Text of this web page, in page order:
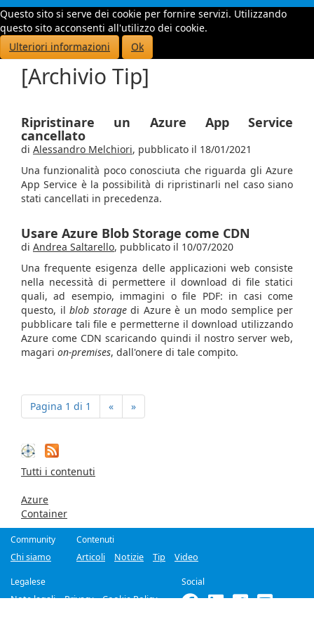
Questo sito si serve dei cookie per fornire servizi. Utilizzando
questo sito acconsenti all'utilizzo dei cookie.
Ulteriori informazioni
Ok
Toggle
[Archivio Tip]
Ripristinare un Azure App Service
cancellato
di Alessandro Melchiori, pubblicato il 18/01/2021
Una funzionalità poco conosciuta che riguarda gli Azure
App Service è la possibilità di ripristinarli nel caso siano
stati cancellati in precedenza.
Usare Azure Blob Storage come CDN
di Andrea Saltarello, pubblicato il 10/07/2020
Una frequente esigenza delle applicazioni web consiste
nella necessità di permettere il download di file statici
quali, ad esempio, immagini o file PDF: in casi come
questo, il blob storagedi Azure è un modo semplice per
pubblicare tali file e permetterne il download utilizzando
Azure come CDN scaricando quindi il nostro server web,
magari on-premises, dall'onere di tale compito.
Pagina 1 di 1 « »
Tutti i contenuti
Azure
Container
Community
Chi siamo
Contenuti
Articoli
Notizie Tip Video
Legalese
Note legali
Privacy Cookie Policy
Social